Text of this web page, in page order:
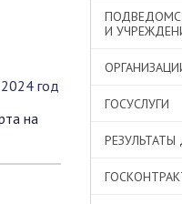
год
на
И
ГОСУСЛУГИ